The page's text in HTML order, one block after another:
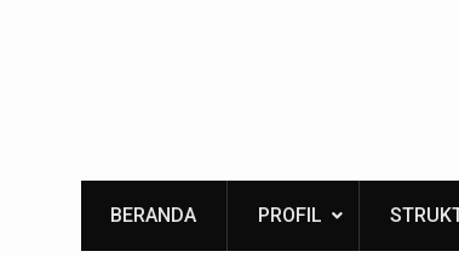
BERANDA PROFIL